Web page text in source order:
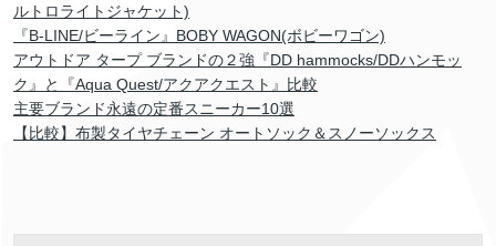
ルトロライトジャケット)
『B-LINE/ビーライン』BOBY WAGON(ボビーワゴン)
アウトドア タープ ブランドの２強『DD hammocks/DDハンモッ
ク』と『Aqua Quest/アクアクエスト』比較
主要ブランド永遠の定番スニーカー10選
【比較】布製タイヤチェーン オートソック＆スノーソックス